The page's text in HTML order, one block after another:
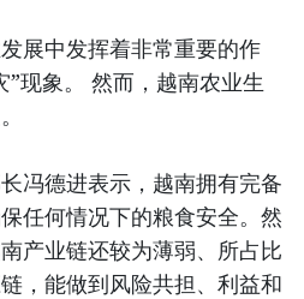
展中发挥着非常重要的作
”现象。 然而，越南农业生
冯德进表示，越南拥有完备
任何情况下的粮食安全。然
产业链还较为薄弱、所占比
，能做到风险共担、利益和